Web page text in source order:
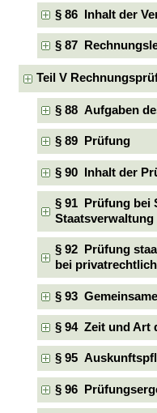
§ 86 Inhalt der
§ 87
Teil V
§ 88 Aufgaben
§ 89 Prüfung
§ 90 Inhalt der
§ 91 Prüfung bei
Staatsverwaltung
§ 92 Prüfung
bei
§ 93
§ 94 Zeit und Art
§ 95
§ 96